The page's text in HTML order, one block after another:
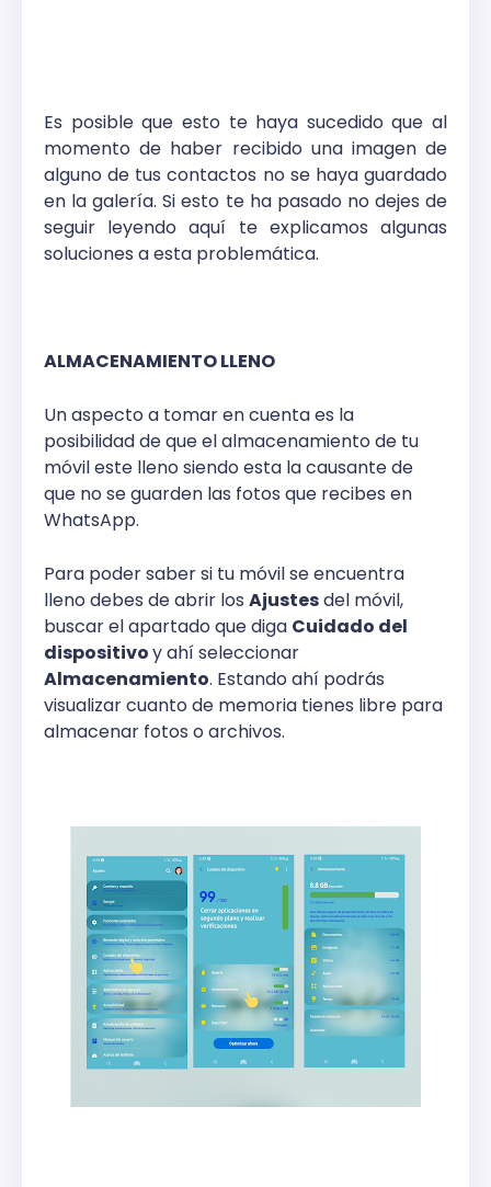
Es posible que esto te haya sucedido que al
momento de haber recibido una imagen de
alguno de tus contactos no se haya guardado
en la galería. Si esto te ha pasado no dejes de
seguir leyendo aquí te explicamos algunas
soluciones a esta problemática.
ALMACENAMIENTO LLENO
Un aspecto a tomar en cuenta es la
posibilidad de que el almacenamiento de tu
móvil este lleno siendo esta la causante de
que no se guarden las fotos que recibes en
WhatsApp.
Para poder saber si tu móvil se encuentra
lleno debes de abrir los Ajustesdel móvil,
buscar el apartado que diga Cuidado del
dispositivoy ahí seleccionar
Almacenamiento. Estando ahí podrás
visualizar cuanto de memoria tienes libre para
almacenar fotos o archivos.